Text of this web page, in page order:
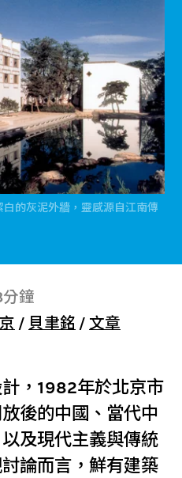
的灰泥外牆，靈感源自江南傳
分鐘
/ 貝聿銘 / 文章
，1982年於北京市
後的中國、當代中
及現代主義與傳統
論而言，鮮有建築